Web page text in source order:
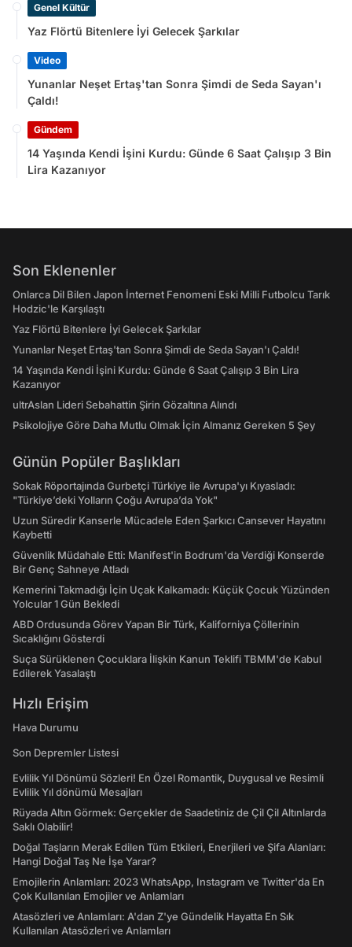
Genel Kültür
Yaz Flörtü Bitenlere İyi Gelecek Şarkılar
Video
Yunanlar Neşet Ertaş'tan Sonra Şimdi de Seda Sayan'ı
Çaldı!
Gündem
14 Yaşında Kendi İşini Kurdu: Günde 6 Saat Çalışıp 3 Bin
Lira Kazanıyor
Son Eklenenler
Onlarca Dil Bilen Japon İnternet Fenomeni Eski Milli Futbolcu Tarık
Hodzic'le Karşılaştı
Yaz Flörtü Bitenlere İyi Gelecek Şarkılar
Yunanlar Neşet Ertaş'tan Sonra Şimdi de Seda Sayan'ı Çaldı!
14 Yaşında Kendi İşini Kurdu: Günde 6 Saat Çalışıp 3 Bin Lira
Kazanıyor
ultrAslan Lideri Sebahattin Şirin Gözaltına Alındı
Psikolojiye Göre Daha Mutlu Olmak İçin Almanız Gereken 5 Şey
Günün Popüler Başlıkları
Sokak Röportajında Gurbetçi Türkiye ile Avrupa'yı Kıyasladı:
"Türkiye’deki Yolların Çoğu Avrupa’da Yok"
Uzun Süredir Kanserle Mücadele Eden Şarkıcı Cansever Hayatını
Kaybetti
Güvenlik Müdahale Etti: Manifest'in Bodrum'da Verdiği Konserde
Bir Genç Sahneye Atladı
Kemerini Takmadığı İçin Uçak Kalkamadı: Küçük Çocuk Yüzünden
Yolcular 1 Gün Bekledi
ABD Ordusunda Görev Yapan Bir Türk, Kaliforniya Çöllerinin
Sıcaklığını Gösterdi
Suça Sürüklenen Çocuklara İlişkin Kanun Teklifi TBMM'de Kabul
Edilerek Yasalaştı
Hızlı Erişim
Hava Durumu
Son Depremler Listesi
Evlilik Yıl Dönümü Sözleri! En Özel Romantik, Duygusal ve Resimli
Evlilik Yıl dönümü Mesajları
Rüyada Altın Görmek: Gerçekler de Saadetiniz de Çil Çil Altınlarda
Saklı Olabilir!
Doğal Taşların Merak Edilen Tüm Etkileri, Enerjileri ve Şifa Alanları:
Hangi Doğal Taş Ne İşe Yarar?
Emojilerin Anlamları: 2023 WhatsApp, Instagram ve Twitter'da En
Çok Kullanılan Emojiler ve Anlamları
Atasözleri ve Anlamları: A'dan Z'ye Gündelik Hayatta En Sık
Kullanılan Atasözleri ve Anlamları